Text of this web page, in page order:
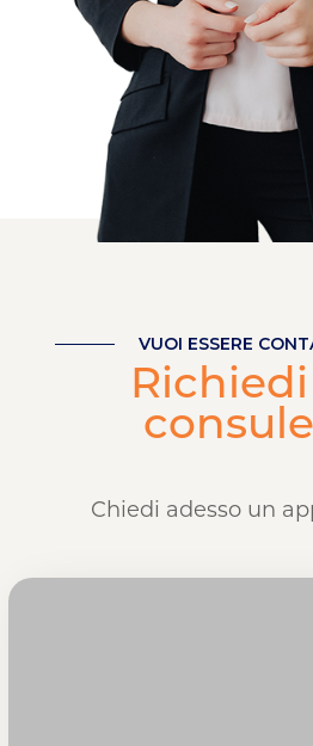
VUOI ESSERE
Chiedi adesso un